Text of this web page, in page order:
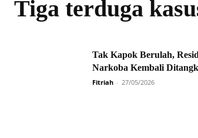
Tiga terduga
Tak Kapok Berulah,
Narkoba Kembali
Fitriah - 27/05/2026